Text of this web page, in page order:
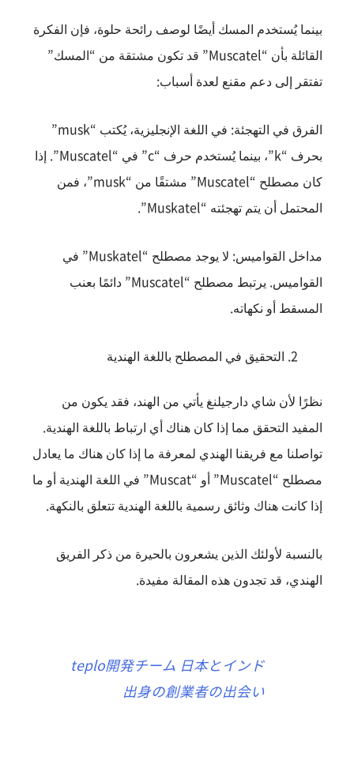
بينما يُستخدم المسك أيضًا لوصف رائحة حلوة، فإن الفكرة
القائلة بأن “Muscatel” قد تكون مشتقة من “المسك”
تفتقر إلى دعم مقنع لعدة أسباب:
الفرق في التهجئة: في اللغة الإنجليزية، يُكتب “musk”
بحرف “k”، بينما يُستخدم حرف “c” في “Muscatel”. إذا
كان مصطلح “Muscatel” مشتقًا من “musk”، فمن
المحتمل أن يتم تهجئته “Muskatel”.
مداخل القواميس: لا يوجد مصطلح “Muskatel” في
القواميس. يرتبط مصطلح “Muscatel” دائمًا بعنب
المسقط أو نكهاته.
التحقيق في المصطلح باللغة الهندية
نظرًا لأن شاي دارجيلنغ يأتي من الهند، فقد يكون من
المفيد التحقق مما إذا كان هناك أي ارتباط باللغة الهندية.
تواصلنا مع فريقنا الهندي لمعرفة ما إذا كان هناك ما يعادل
مصطلح “Muscatel” أو “Muscat” في اللغة الهندية أو ما
إذا كانت هناك وثائق رسمية باللغة الهندية تتعلق بالنكهة.
بالنسبة لأولئك الذين يشعرون بالحيرة من ذكر الفريق
الهندي، قد تجدون هذه المقالة مفيدة.
teplo開発チーム 日本とインド
出身の創業者の出会い